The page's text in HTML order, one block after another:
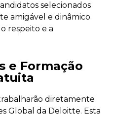
selecionados
amigável e dinâmico
respeito e a
e Formação
diretamente
Global da Deloitte. Esta